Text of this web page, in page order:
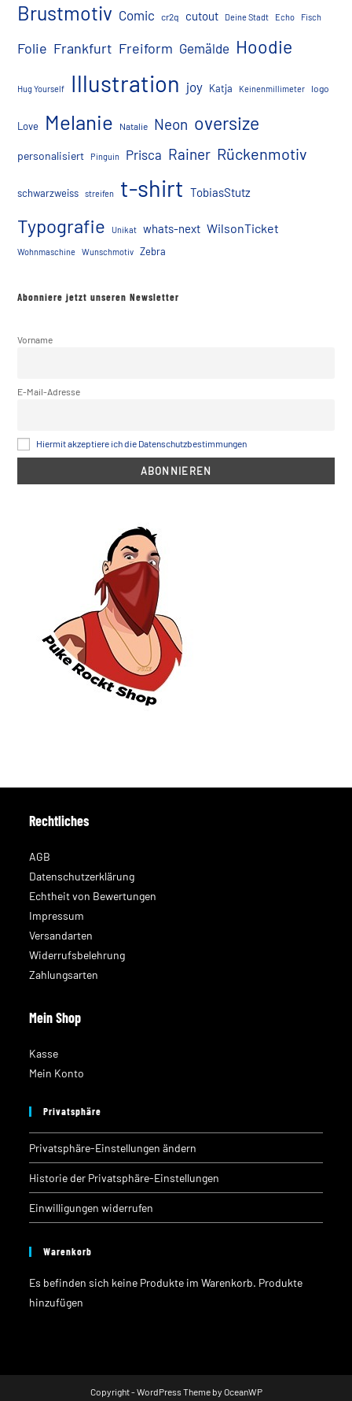
Brustmotiv Comic cr2q cutout Deine Stadt Echo Fisch
Folie Frankfurt Freiform Gemälde Hoodie
Hug Yourself Illustration joy Katja Keinenmillimeter logo
Love Melanie Natalie Neon oversize
personalisiert Pinguin Prisca Rainer Rückenmotiv
schwarzweiss streifen t-shirt TobiasStutz
Typografie Unikat whats-next WilsonTicket
Wohnmaschine Wunschmotiv Zebra
Abonniere jetzt unseren Newsletter
Vorname
E-Mail-Adresse
Hiermit akzeptiere ich die Datenschutzbestimmungen
Rechtliches
AGB
Datenschutzerklärung
Echtheit von Bewertungen
Impressum
Versandarten
Widerrufsbelehrung
Zahlungsarten
Mein Shop
Kasse
Mein Konto
Privatsphäre
Privatsphäre-Einstellungen ändern
Historie der Privatsphäre-Einstellungen
Einwilligungen widerrufen
Warenkorb
Es befinden sich keine Produkte im Warenkorb. Produkte
hinzufügen
Copyright - WordPress Theme by OceanWP